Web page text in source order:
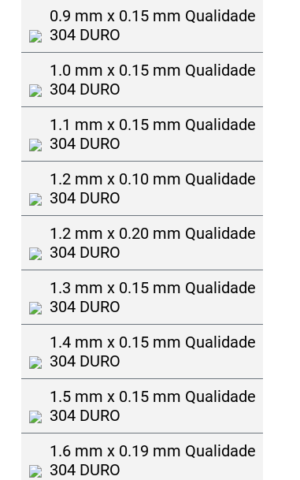
0.9 mm x 0.15 mm Qualidade
304 DURO
1.0 mm x 0.15 mm Qualidade
304 DURO
1.1 mm x 0.15 mm Qualidade
304 DURO
1.2 mm x 0.10 mm Qualidade
304 DURO
1.2 mm x 0.20 mm Qualidade
304 DURO
1.3 mm x 0.15 mm Qualidade
304 DURO
1.4 mm x 0.15 mm Qualidade
304 DURO
1.5 mm x 0.15 mm Qualidade
304 DURO
1.6 mm x 0.19 mm Qualidade
304 DURO